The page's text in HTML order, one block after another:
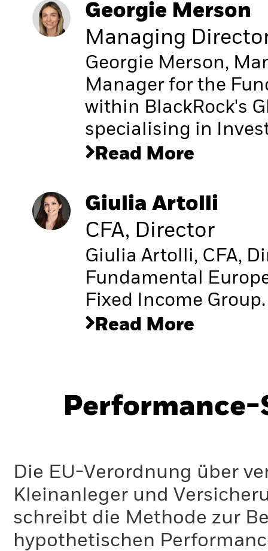
Georgie Merson
Managing
Georgie Merson,
Manager for the
within BlackRock's
specialising in
Read More
Giulia Artolli
CFA, Director
Giulia Artolli, CFA,
Fundamental
Fixed Income Group.
Read More
Performance-
Die EU-Verordnung über
Kleinanleger und
schreibt die Methode zur
hypothetischen